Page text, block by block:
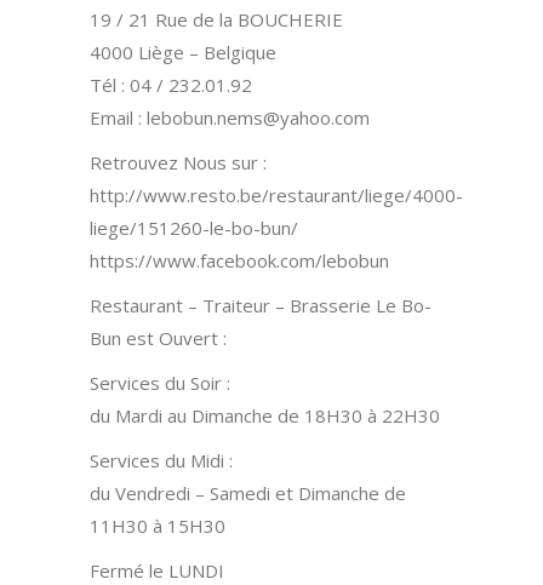
19 / 21 Rue de la BOUCHERIE
4000 Liège – Belgique
Tél : 04 / 232.01.92
Email : lebobun.nems@yahoo.com
Retrouvez Nous sur :
http://www.resto.be/restaurant/liege/4000-
liege/151260-le-bo-bun/
https://www.facebook.com/lebobun
Restaurant – Traiteur – Brasserie Le Bo-
Bun est Ouvert :
Services du Soir :
du Mardi au Dimanche de 18H30 à 22H30
Services du Midi :
du Vendredi – Samedi et Dimanche de
11H30 à 15H30
Fermé le LUNDI